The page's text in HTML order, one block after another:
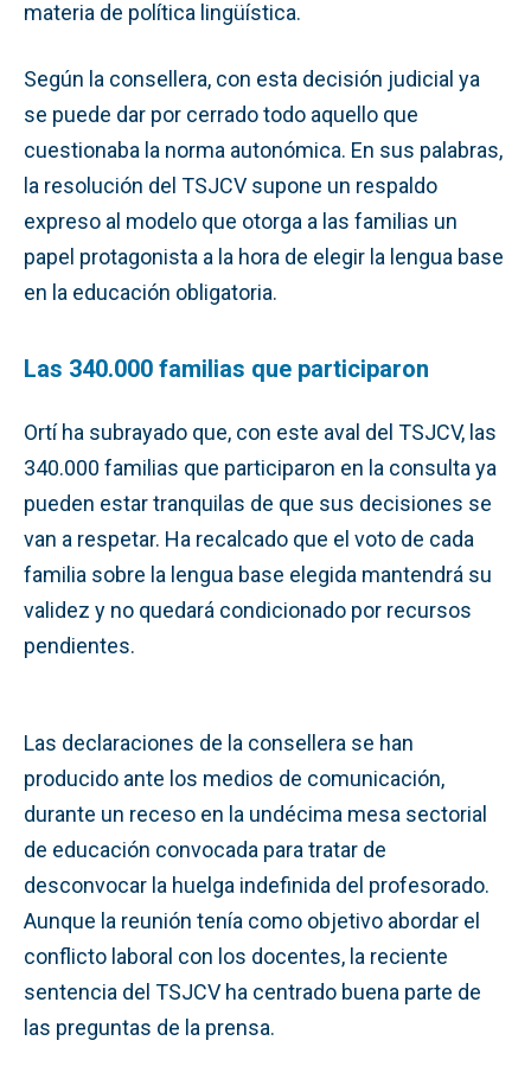
materia de política lingüística.
Según la consellera, con esta decisión judicial ya
se puede dar por cerrado todo aquello que
cuestionaba la norma autonómica. En sus palabras,
la resolución del TSJCV supone un respaldo
expreso al modelo que otorga a las familias un
papel protagonista a la hora de elegir la lengua base
en la educación obligatoria.
Las 340.000 familias que participaron
Ortí ha subrayado que, con este aval del TSJCV, las
340.000 familias que participaron en la consulta ya
pueden estar tranquilas de que sus decisiones se
van a respetar. Ha recalcado que el voto de cada
familia sobre la lengua base elegida mantendrá su
validez y no quedará condicionado por recursos
pendientes.
Las declaraciones de la consellera se han
producido ante los medios de comunicación,
durante un receso en la undécima mesa sectorial
de educación convocada para tratar de
desconvocar la huelga indefinida del profesorado.
Aunque la reunión tenía como objetivo abordar el
conflicto laboral con los docentes, la reciente
sentencia del TSJCV ha centrado buena parte de
las preguntas de la prensa.